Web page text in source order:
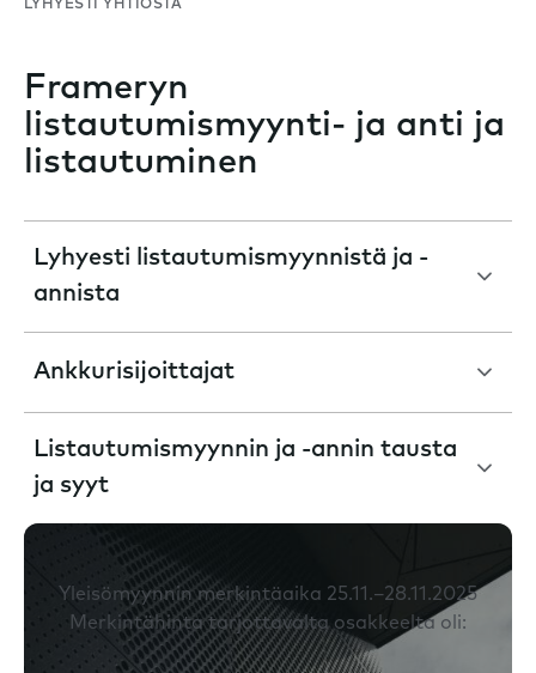
LYHYESTI YHTIÖSTÄ
Frameryn
listautumismyynti- ja anti ja
listautuminen
Lyhyesti listautumismyynnistä ja -
annista
Ankkurisijoittajat
Listautumismyynnin ja -annin tausta
ja syyt
Yleisömyynnin merkintäaika 25.11.–28.11.2025
Merkintähinta tarjottavalta osakkeelta oli: